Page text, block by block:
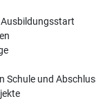
Schule und